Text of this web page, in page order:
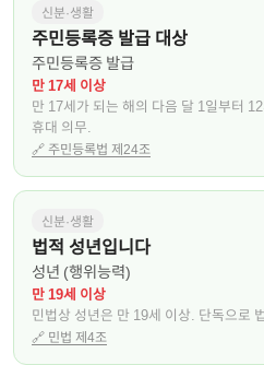
신분·생활
주민등록증 발급 대상
주민등록증 발급
만 17세 이상
만 17세가 되는 해의 다음 달 1일부터
휴대 의무.
🔗주민등록법 제24조
신분·생활
법적 성년입니다
성년 (행위능력)
만 19세 이상
민법상 성년은 만 19세 이상. 단독으로
🔗 민법 제4조